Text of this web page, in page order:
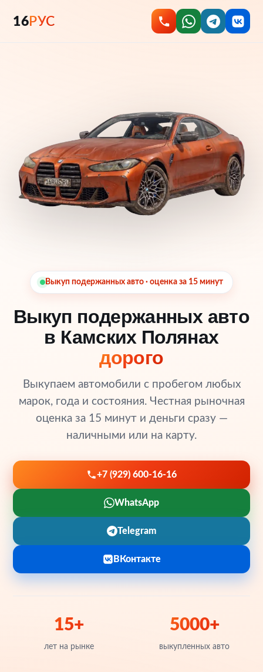
16РУС
Выкуп подержанных авто · оценка за 15 минут
Выкуп подержанных авто
в Камских Полянах
дорого
Выкупаем автомобили с пробегом любых
марок, года и состояния. Честная рыночная
оценка за 15 минут и деньги сразу —
наличными или на карту.
+7 (929) 600-16-16
WhatsApp
Telegram
ВКонтакте
15+
лет на рынке
5000+
выкупленных авто